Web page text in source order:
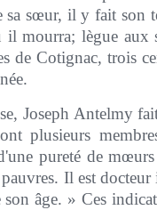
sœur, il y fait son
il mourra; lègue
de Cotignac, trois
Joseph Antelmy
plusieurs
pureté de
Il est
son âge. » Ces